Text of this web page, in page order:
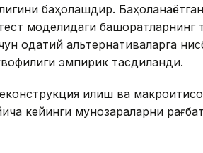
баҳолашдир.
моделидаги башоратларнинг
одатий альтернативаларга
эмпирик тасдиқланди.
қилиш ва
кейинги мунозараларни